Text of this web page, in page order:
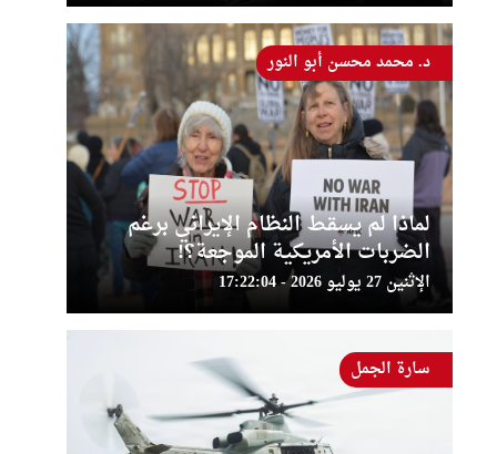
لماذا لم يسقط النظام الإيراني برغم
الضربات الأمريكية الموجعة؟!
الإثنين 27 يوليو 2026 - 17:22:04
د. محمد محسن أبو النور
سارة الجمل